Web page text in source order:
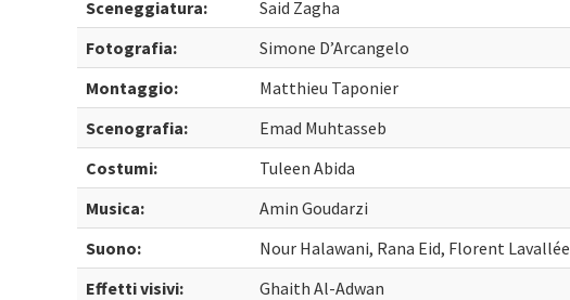
Sceneggiatura:
Said Zagha
Fotografia:
Simone D’Arcangelo
Montaggio:
Matthieu Taponier
Scenografia:
Emad Muhtasseb
Costumi:
Tuleen Abida
Musica:
Amin Goudarzi
Suono:
Nour Halawani, Rana Eid, Florent Lavallée
Effetti visivi:
Ghaith Al-Adwan